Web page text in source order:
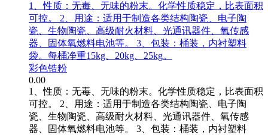
1、性质：无毒、无味的粉末。化学性质稳定，比表面积
可控。 2、用途：适用于制造各类结构陶瓷、电子陶
瓷、生物陶瓷、高级耐火材料、光通讯器件、氧传感
器、固体氧燃料电池等。 3、包装：桶装，内衬塑料
袋。每桶净重15kg、20kg、25kg。
彩色锆粉
0.00
1、性质：无毒、无味的粉末。化学性质稳定，比表面积
可控。 2、用途：适用于制造各类结构陶瓷、电子陶
瓷、生物陶瓷、高级耐火材料、光通讯器件、氧传感
器、固体氧燃料电池等。 3、包装：桶装，内衬塑料